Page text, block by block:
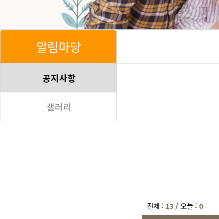
알림마당
공지사항
갤러리
전체 : 13 / 오늘 : 0